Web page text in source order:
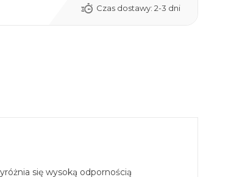
Czas dostawy: 2-3 dni
się wysoką odpornością